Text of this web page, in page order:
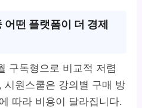
떤 플랫폼이 더 경제
구독형으로 비교적 저렴
시원스쿨은 강의별 구매 방
따라 비용이 달라집니다.